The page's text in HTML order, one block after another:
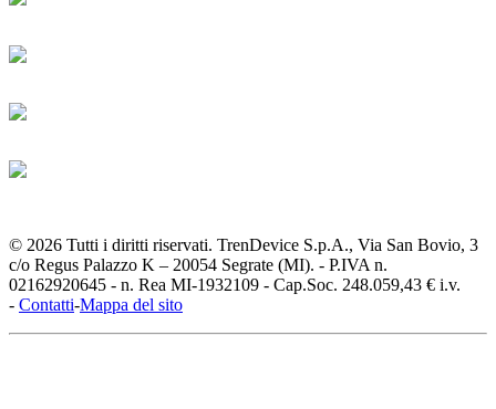
© 2026 Tutti i diritti riservati. TrenDevice S.p.A., Via San Bovio, 3
c/o Regus Palazzo K – 20054 Segrate (MI). - P.IVA n.
02162920645 - n. Rea MI-1932109 - Cap.Soc. 248.059,43 € i.v.
- Contatti-Mappa del sito